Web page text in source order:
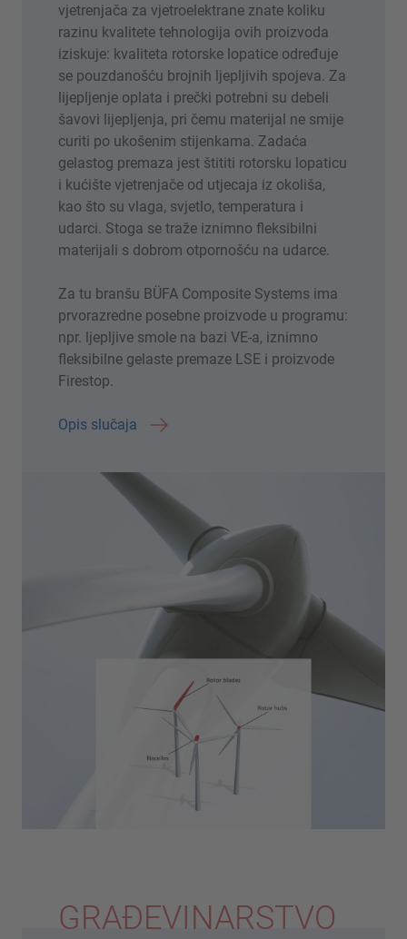
vjetrenjača za vjetroelektrane znate koliku
razinu kvalitete tehnologija ovih proizvoda
iziskuje: kvaliteta rotorske lopatice određuje
se pouzdanošću brojnih ljepljivih spojeva. Za
lijepljenje oplata i prečki potrebni su debeli
šavovi lijepljenja, pri čemu materijal ne smije
curiti po ukošenim stijenkama. Zadaća
gelastog premaza jest štititi rotorsku lopaticu
i kućište vjetrenjače od utjecaja iz okoliša,
kao što su vlaga, svjetlo, temperatura i
udarci. Stoga se traže iznimno fleksibilni
materijali s dobrom otpornošću na udarce.
Za tu branšu BÜFA Composite Systems ima
prvorazredne posebne proizvode u programu:
npr. ljepljive smole na bazi VE-a, iznimno
fleksibilne gelaste premaze LSE i proizvode
Firestop.
Opis slučaja
GRAĐEVINARSTVO